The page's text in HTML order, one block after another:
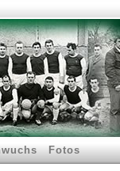
Fotos